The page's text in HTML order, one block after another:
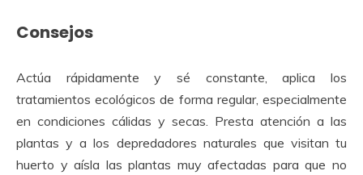
Consejos
Actúa rápidamente y sé constante, aplica los
tratamientos ecológicos de forma regular, especialmente
en condiciones cálidas y secas. Presta atención a las
plantas y a los depredadores naturales que visitan tu
huerto y aísla las plantas muy afectadas para que no